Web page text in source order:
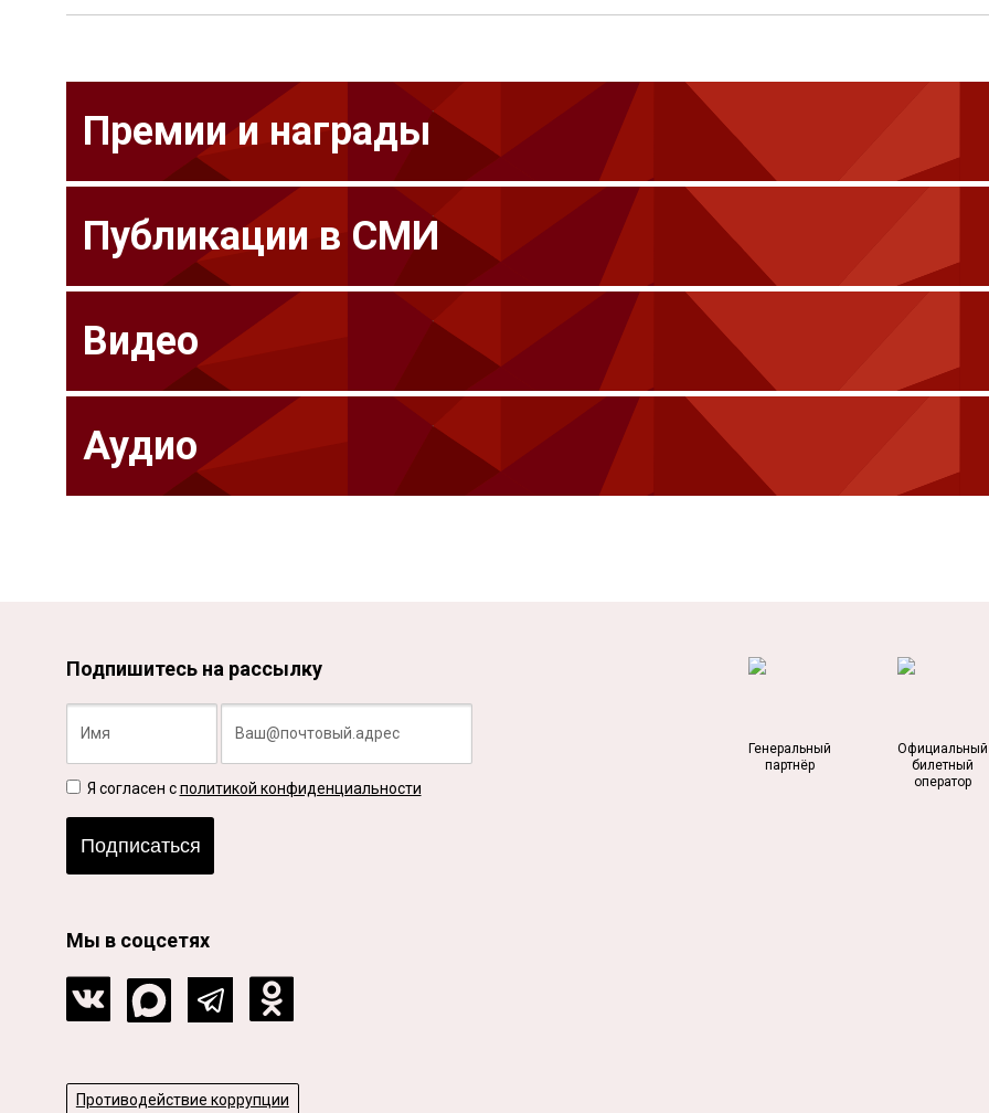
Премии и награды
Публикации в СМИ
Видео
Аудио
Подпишитесь на рассылку
Я согласен сполитикой конфиденциальности
Подписаться
Мы в соцсетях
Генеральный
партнёр
Официальный
билетный
оператор
Противодействие коррупции